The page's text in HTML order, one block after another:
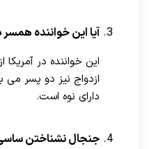
آیا این خواننده همسر
این خواننده در
ازدواج نیز دو پسر
دارای نوه است.
جنجال نشناختن